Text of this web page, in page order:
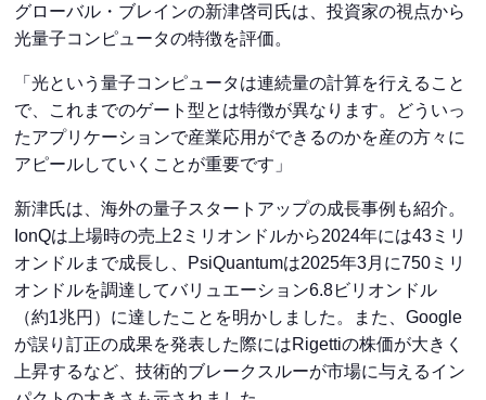
グローバル・ブレインの新津啓司氏は、投資家の視点から
光量子コンピュータの特徴を評価。
「光という量子コンピュータは連続量の計算を行えること
で、これまでのゲート型とは特徴が異なります。どういっ
たアプリケーションで産業応用ができるのかを産の方々に
アピールしていくことが重要です」
新津氏は、海外の量子スタートアップの成長事例も紹介。
IonQは上場時の売上2ミリオンドルから2024年には43ミリ
オンドルまで成長し、PsiQuantumは2025年3月に750ミリ
オンドルを調達してバリュエーション6.8ビリオンドル
（約1兆円）に達したことを明かしました。また、Google
が誤り訂正の成果を発表した際にはRigettiの株価が大きく
上昇するなど、技術的ブレークスルーが市場に与えるイン